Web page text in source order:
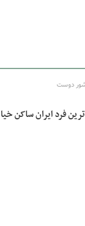
دوست
فرد ایران ساکن